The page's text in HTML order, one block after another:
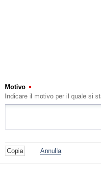
Motivo
Indicare il motivo per il quale si
Annulla